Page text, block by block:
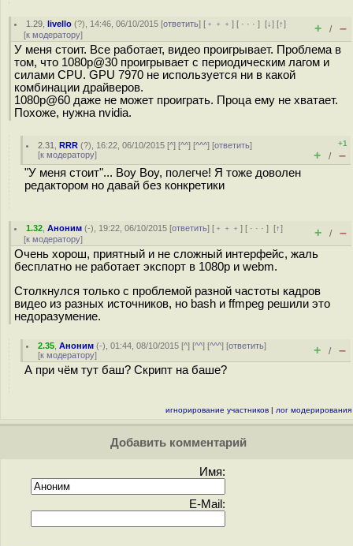
1.29 ,livello (?), 14:46, 06/10/2015 [ответить] [ ﹢﹢﹢] [ · · ·][↓] [↑]
[к модератору] + / –
У меня стоит. Все работает, видео проигрывает. Проблема в
том, что 1080p@30 проигрывает с периодическим лагом и
силами CPU. GPU 7970 не используется ни в какой
комбинации драйверов.
1080p@60 даже не может проиграть. Проца ему не хватает.
Похоже, нужна nvidia.
2.31 ,RRR (?), 16:22, 06/10/2015 [^] [^^] [^^^] [ответить]
[к модератору]
+1
+ / –
"У меня стоит"... Воу Воу, полегче! Я тоже доволен
редактором но давай без конкретики
1.32 ,Аноним (-), 19:22, 06/10/2015 [ответить] [ ﹢﹢﹢] [ · · ·][↑]
[к модератору] + / –
Очень хорош, приятный и не сложный интерфейс, жаль
бесплатно не работает экспорт в 1080p и webm.
Столкнулся только с проблемой разной частоты кадров
видео из разных источников, но bash и ffmpeg решили это
недоразумение.
2.35 ,Аноним (-), 01:44, 08/10/2015 [^] [^^] [^^^] [ответить]
[к модератору] + / –
А при чём тут баш? Скрипт на баше?
игнорирование участников | лог модерирования
Добавить комментарий
Имя:
E-Mail: